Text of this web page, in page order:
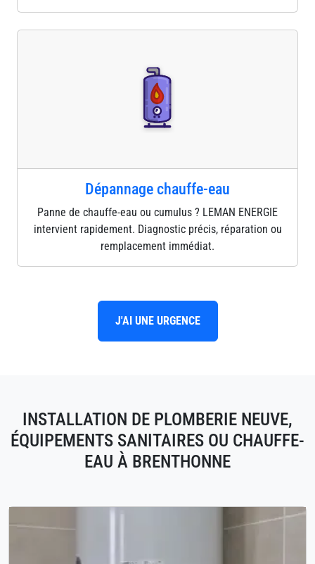
Dépannage chauffe-eau
Panne de chauffe-eau ou cumulus ? LEMAN ENERGIE
intervient rapidement. Diagnostic précis, réparation ou
remplacement immédiat.
J'AI UNE URGENCE
INSTALLATION DE PLOMBERIE NEUVE,
ÉQUIPEMENTS SANITAIRES OU CHAUFFE-
EAU À BRENTHONNE